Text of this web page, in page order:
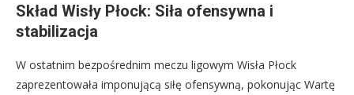
Skład Wisły Płock: Siła ofensywna i
stabilizacja
W ostatnim bezpośrednim meczu ligowym Wisła Płock
zaprezentowała imponującą siłę ofensywną, pokonując Wartę